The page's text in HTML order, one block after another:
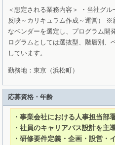
＜想定される業務内容＞ ・当社グ
反映～カリキュラム作成～運営） ※
なベンダーを選定し、プログラム開
ログラムとしては選抜型、階層別、
しています。
勤務地：東京（浜松町）
応募資格・年齢
・事業会社における人事担当部
・社員のキャリアパス設計を主
・研修要件定義・企画・設営・